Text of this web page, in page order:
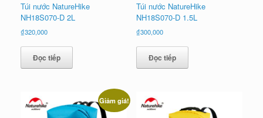
Túi nước NatureHike
NH18S070-D 2L
₫320,000
Đọc tiếp
Túi nước NatureHike
NH18S070-D 1.5L
₫300,000
Đọc tiếp
Giảm giá!